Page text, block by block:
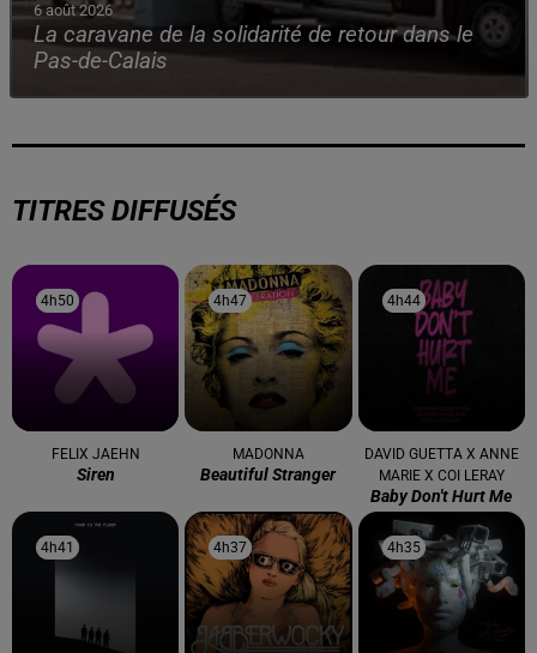
6 août 2026
La caravane de la solidarité de retour dans le
Pas-de-Calais
TITRES DIFFUSÉS
4h50
4h50
FELIX JAEHN
Siren
4h47
4h47
MADONNA
Beautiful Stranger
4h44
4h44
DAVID GUETTA X ANNE
MARIE X COI LERAY
Baby Don't Hurt Me
4h41
4h41 4h37
4h37 4h35
4h35